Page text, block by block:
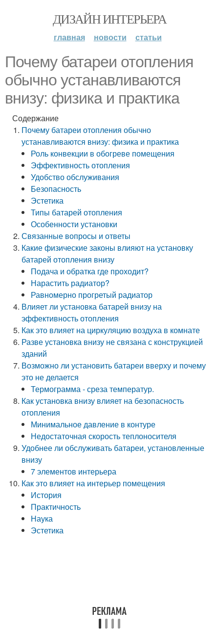
ДИЗАЙН ИНТЕРЬЕРА
главная новости статьи
Почему батареи отопления
обычно устанавливаются
внизу: физика и практика
Содержание
Почему батареи отопления обычно
устанавливаются внизу: физика и практика
Роль конвекции в обогреве помещения
Эффективность отопления
Удобство обслуживания
Безопасность
Эстетика
Типы батарей отопления
Особенности установки
Связанные вопросы и ответы
Какие физические законы влияют на установку
батарей отопления внизу
Подача и обратка где проходит?
Нарастить радиатор?
Равномерно прогретый радиатор
Влияет ли установка батарей внизу на
эффективность отопления
Как это влияет на циркуляцию воздуха в комнате
Разве установка внизу не связана с конструкцией
зданий
Возможно ли установить батареи вверху и почему
это не делается
Термограмма - среза температур.
Как установка внизу влияет на безопасность
отопления
Минимальное давление в контуре
Недостаточная скорость теплоносителя
Удобнее ли обслуживать батареи, установленные
внизу
7 элементов интерьера
Как это влияет на интерьер помещения
История
Практичность
Наука
Эстетика